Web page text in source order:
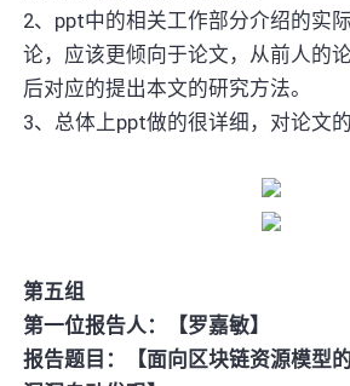
2、ppt中的相关工作部分介绍的实
论，应该更倾向于论文，从前人的
后对应的提出本文的研究方法。
3、总体上ppt做的很详细，对论文
第五组
第一位报告人：【罗嘉敏】
报告题目：【面向区块链资源模型